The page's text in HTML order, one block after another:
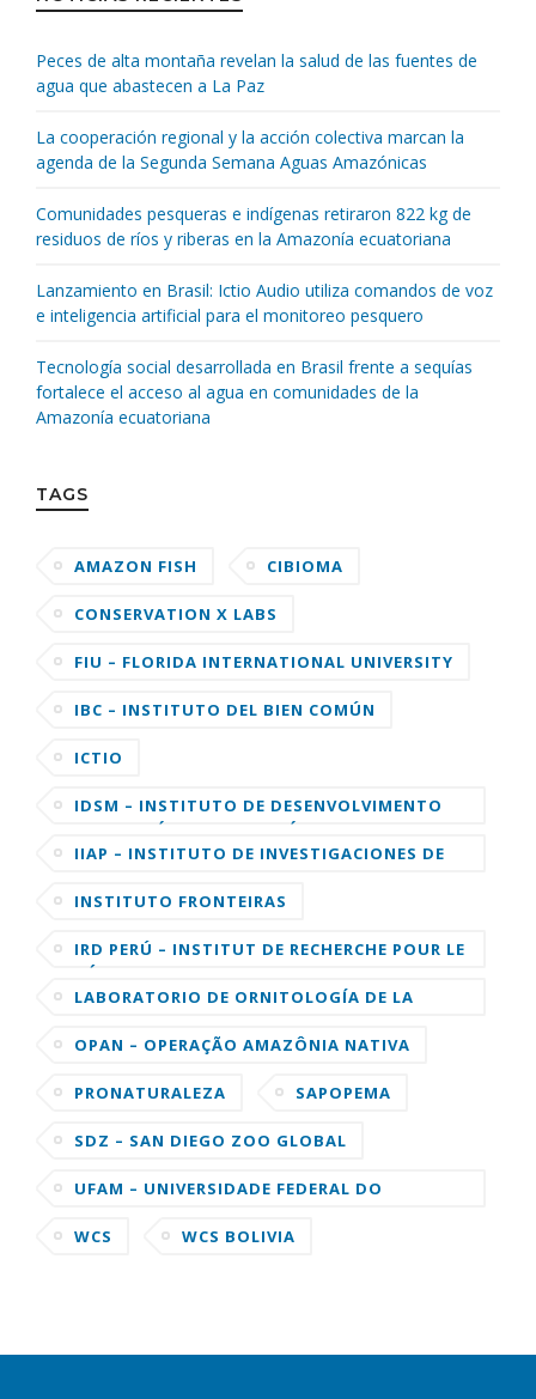
Peces de alta montaña revelan la salud de las fuentes de
agua que abastecen a La Paz
La cooperación regional y la acción colectiva marcan la
agenda de la Segunda Semana Aguas Amazónicas
Comunidades pesqueras e indígenas retiraron 822 kg de
residuos de ríos y riberas en la Amazonía ecuatoriana
Lanzamiento en Brasil: Ictio Audio utiliza comandos de voz
e inteligencia artificial para el monitoreo pesquero
Tecnología social desarrollada en Brasil frente a sequías
fortalece el acceso al agua en comunidades de la
Amazonía ecuatoriana
TAGS
AMAZON FISH CIBIOMA
CONSERVATION X LABS
FIU – FLORIDA INTERNATIONAL UNIVERSITY
IBC – INSTITUTO DEL BIEN COMÚN
ICTIO
IDSM – INSTITUTO DE DESENVOLVIMENTO
SUSTENTÁVEL MAMIRAUÁ
IIAP – INSTITUTO DE INVESTIGACIONES DE
INSTITUTO FRONTEIRAS
IRD PERÚ – INSTITUT DE RECHERCHE POUR LE
DÉVELOPPEMENT
LABORATORIO DE ORNITOLOGÍA DE LA
OPAN – OPERAÇÃO AMAZÔNIA NATIVA
PRONATURALEZA SAPOPEMA
SDZ – SAN DIEGO ZOO GLOBAL
UFAM – UNIVERSIDADE FEDERAL DO
WCS
WCS BOLIVIA